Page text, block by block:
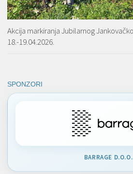
Akcija markiranja Jubilarnog
18.-19.04.2026.
SPONZORI
BARRAGE D.O.O.